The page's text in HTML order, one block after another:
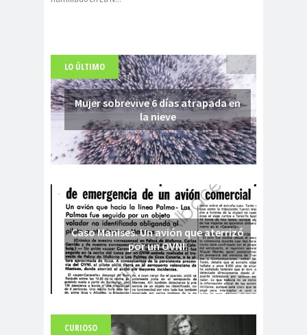
LO ÚLTIMO
Mujer sobrevive 6 días atrapada en
la nieve
Caso Manises. Un avión que aterrizó
por un OVNI.
CURIOSO